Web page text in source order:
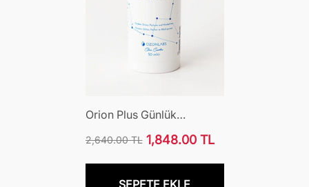
Orion Plus Günlük
2,640.00 TL 1,848.00 TL
SEPETE EKLE